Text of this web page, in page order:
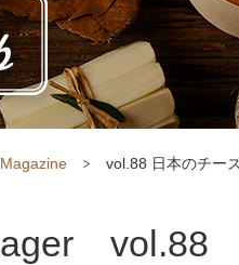
vol.88 日本のチー
vol.88